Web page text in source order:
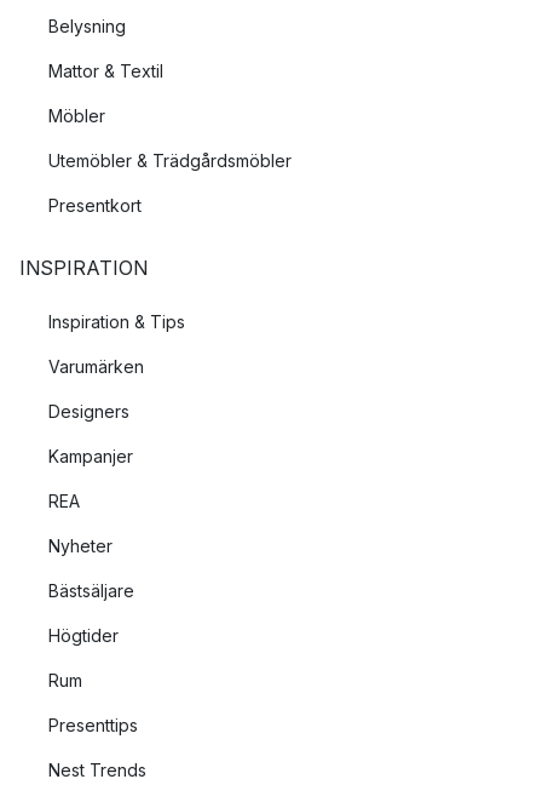
Belysning
Mattor & Textil
Möbler
Utemöbler & Trädgårdsmöbler
Presentkort
INSPIRATION
Inspiration & Tips
Varumärken
Designers
Kampanjer
REA
Nyheter
Bästsäljare
Högtider
Rum
Presenttips
Nest Trends